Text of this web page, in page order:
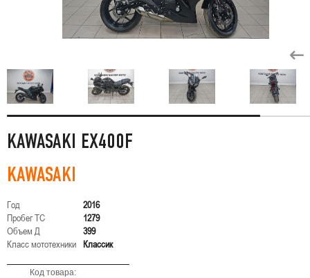
KAWASAKI EX400F
KAWASAKI
Год
2016
Пробег ТС
1279
Объем Д
399
Класс мототехники
Классик
Код товара: